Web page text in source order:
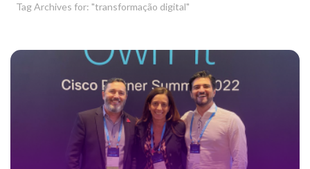
Tag Archives for: "transformação digital"